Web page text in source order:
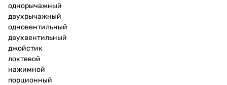
однорычажный
двухрычажный
одновентильный
двухвентильный
джойстик
локтевой
нажимной
порционный